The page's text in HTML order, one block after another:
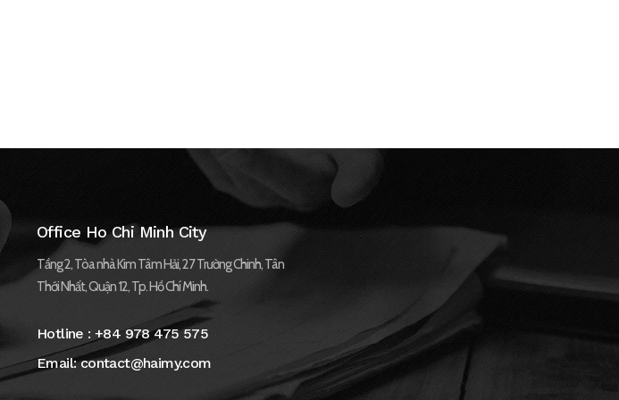
Office Ho Chi Minh City
Tầng 2, Tòa nhà Kim Tâm Hải, 27 Trường Chinh, Tân
Thới Nhất, Quận 12, Tp. Hồ Chí Minh.
Hotline :+84 978 475 575
Email:contact@haimy.com